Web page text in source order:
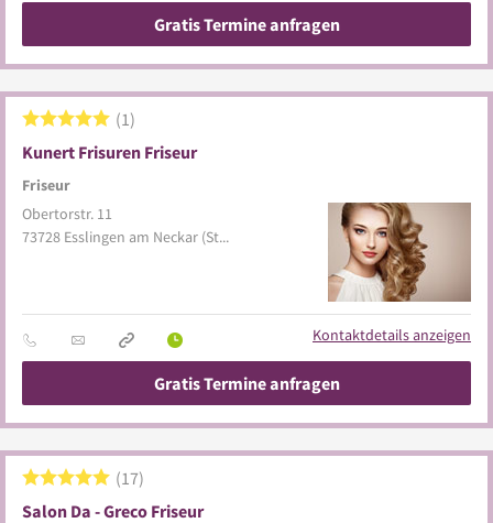
Gratis Termine anfragen
Kunert Frisuren Friseur
Friseur
1
Obertorstr. 11
73728 Esslingen am Neckar (Stadtmitte)
Kontaktdetails anzeigen
Gratis Termine anfragen
Salon Da - Greco Friseur
17